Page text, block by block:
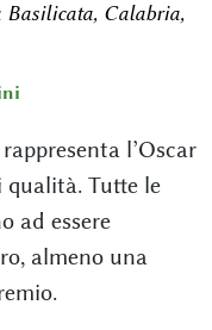
Calabria,
l’Oscar
qualità. Tutte le
ad essere
almeno una